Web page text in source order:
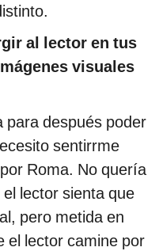
al lector en tus
visuales
para después poder
sentirrme
Roma. No quería
lector sienta que
pero metida en
el lector camine por